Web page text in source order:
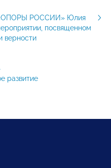
«ОПОРЫ РОССИИ» Юлия
посвященном
верности
развитие